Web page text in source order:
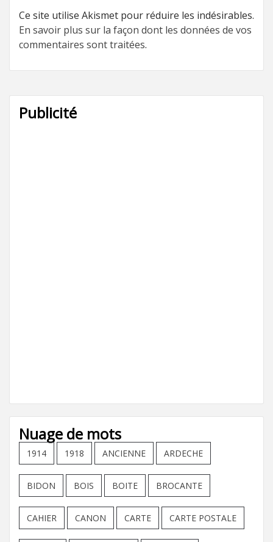
Ce site utilise Akismet pour réduire les indésirables.
En savoir plus sur la façon dont les données de vos
commentaires sont traitées.
Publicité
Nuage de mots
1914 1918 ANCIENNE ARDECHE
BIDON BOIS BOITE BROCANTE
CAHIER CANON CARTE CARTE POSTALE